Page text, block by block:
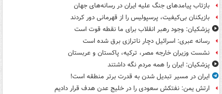
بازتاب پیامدهای جنگ علیه ایران در رسانه‌های جهان
بازیکنان بی‌کیفیت، پرسپولیس را از قهرمانی دور کردند
پزشکیان: وجود رهبر انقلاب برای ما نقطه قوت است
رسانه عبری: اسرائیل دچار ناترازی برق شده است
نشست وزیران خارجه مصر، ترکیه، پاکستان و عربستان
پزشکیان: ایران را همه مردم نگه داشتند
ایران در مسیر تبدیل شدن به قدرت برتر منطقه است!
ارتش یمن: نفتکش سعودی را در خلیج عدن هدف قرار دادیم